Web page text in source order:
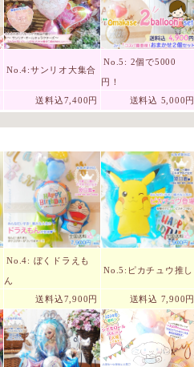
No.4:サンリオ大集合
No.5: 2個で5000
円！
送料込7,400円 送料込 5,000円
No.4: ぼくドラえも
ん
No.5:ピカチュウ推し
送料込7,900円 送料込 7,900円